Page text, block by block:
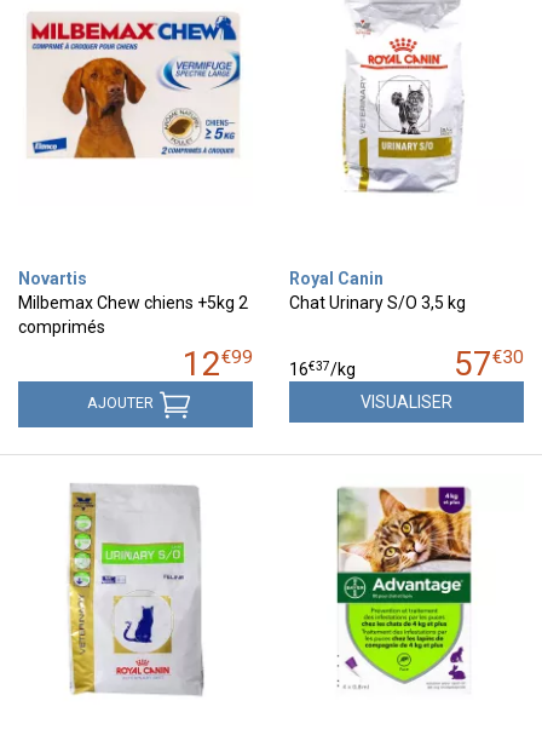
Novartis
Milbemax Chew chiens +5kg 2
comprimés
12€99
AJOUTER
Royal Canin
Chat Urinary S/O 3,5 kg
57€30
16€37/kg
VISUALISER